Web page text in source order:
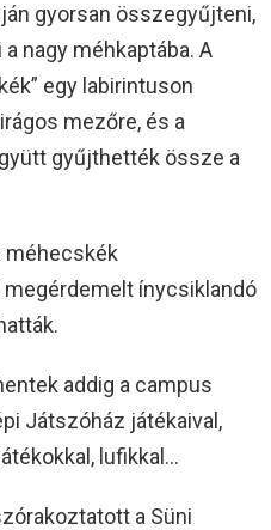
gyorsan összegyűjteni,
nagy méhkaptába. A
egy labirintuson
mezőre, és a
gyűjthették össze a
méhecskék
ínycsiklandó
addig a campus
Játszóház játékaival,
lufikkal…
a Süni